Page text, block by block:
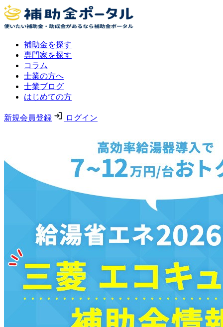
補助金を探す
専門家を探す
コラム
士業の方へ
士業ブログ
はじめての方
新規会員登録 ログイン